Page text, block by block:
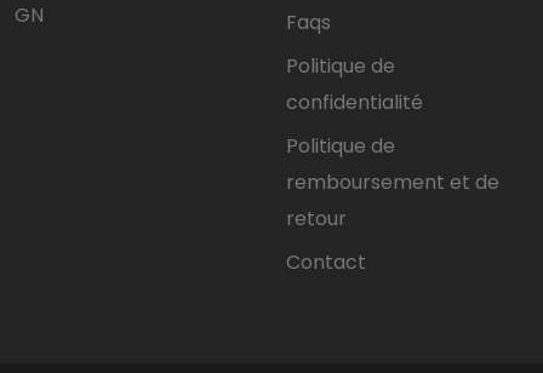
GN
Faqs
Politique de
confidentialité
Politique de
remboursement et de
retour
Contact